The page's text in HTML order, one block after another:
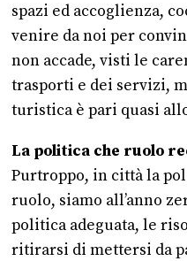
spazi ed accoglienza,
venire da noi per
non accade, visti le
trasporti e dei servizi,
turistica è pari quasi
La politica che ruolo
Purtroppo, in città la
ruolo, siamo all’anno
politica adeguata, le
ritirarsi di mettersi da